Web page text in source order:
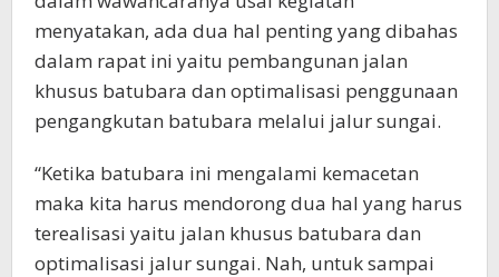
menyatakan, ada dua hal penting yang dibahas
dalam rapat ini yaitu pembangunan jalan
khusus batubara dan optimalisasi penggunaan
pengangkutan batubara melalui jalur sungai.
“Ketika batubara ini mengalami kemacetan
maka kita harus mendorong dua hal yang harus
terealisasi yaitu jalan khusus batubara dan
optimalisasi jalur sungai. Nah, untuk sampai